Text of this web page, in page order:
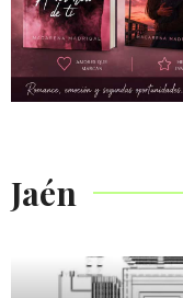
Jaén